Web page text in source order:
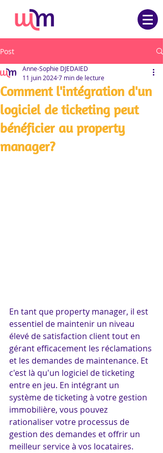
Post
Comment l'intégration d'un
logiciel de ticketing peut
bénéficier au property
manager?
Anne-Sophie DJEDAIED
11 juin 20247 min de lecture
En tant que property manager, il est
essentiel de maintenir un niveau
élevé de satisfaction client tout en
gérant efficacement les réclamations
et les demandes de maintenance. Et
c'est là qu'un logiciel de ticketing
entre en jeu. En intégrant un
système de ticketing à votre gestion
immobilière, vous pouvez
rationaliser votre processus de
gestion des demandes et offrir un
meilleur service à vos locataires.